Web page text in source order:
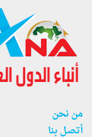
من نحن
أتصل بنا